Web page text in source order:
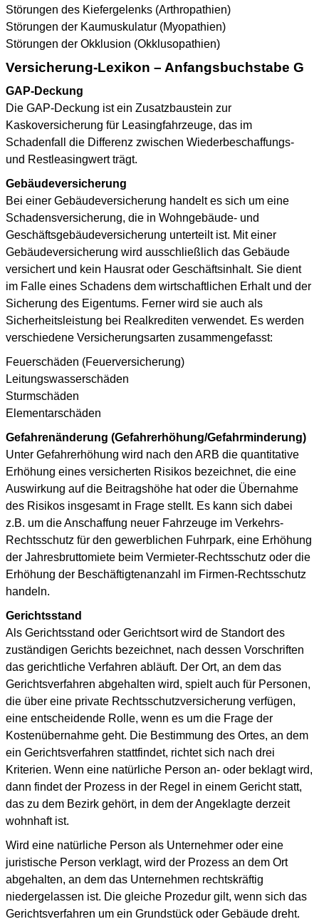
Störungen des Kiefergelenks (Arthropathien)
Störungen der Kaumuskulatur (Myopathien)
Störungen der Okklusion (Okklusopathien)
Versicherung-Lexikon – Anfangsbuchstabe G
GAP-Deckung
Die GAP-Deckung ist ein Zusatzbaustein zur
Kaskoversicherung für Leasingfahrzeuge, das im
Schadenfall die Differenz zwischen Wiederbeschaffungs-
und Restleasingwert trägt.
Gebäudeversicherung
Bei einer Gebäudeversicherung handelt es sich um eine
Schadensversicherung, die in Wohngebäude- und
Geschäftsgebäudeversicherung unterteilt ist. Mit einer
Gebäudeversicherung wird ausschließlich das Gebäude
versichert und kein Hausrat oder Geschäftsinhalt. Sie dient
im Falle eines Schadens dem wirtschaftlichen Erhalt und der
Sicherung des Eigentums. Ferner wird sie auch als
Sicherheitsleistung bei Realkrediten verwendet. Es werden
verschiedene Versicherungsarten zusammengefasst:
Feuerschäden (Feuerversicherung)
Leitungswasserschäden
Sturmschäden
Elementarschäden
Gefahrenänderung (Gefahrerhöhung/Gefahrminderung)
Unter Gefahrerhöhung wird nach den ARB die quantitative
Erhöhung eines versicherten Risikos bezeichnet, die eine
Auswirkung auf die Beitragshöhe hat oder die Übernahme
des Risikos insgesamt in Frage stellt. Es kann sich dabei
z.B. um die Anschaffung neuer Fahrzeuge im Verkehrs-
Rechtsschutz für den gewerblichen Fuhrpark, eine Erhöhung
der Jahresbruttomiete beim Vermieter-Rechtsschutz oder die
Erhöhung der Beschäftigtenanzahl im Firmen-Rechtsschutz
handeln.
Gerichtsstand
Als Gerichtsstand oder Gerichtsort wird de Standort des
zuständigen Gerichts bezeichnet, nach dessen Vorschriften
das gerichtliche Verfahren abläuft. Der Ort, an dem das
Gerichtsverfahren abgehalten wird, spielt auch für Personen,
die über eine private Rechtsschutzversicherung verfügen,
eine entscheidende Rolle, wenn es um die Frage der
Kostenübernahme geht. Die Bestimmung des Ortes, an dem
ein Gerichtsverfahren stattfindet, richtet sich nach drei
Kriterien. Wenn eine natürliche Person an- oder beklagt wird,
dann findet der Prozess in der Regel in einem Gericht statt,
das zu dem Bezirk gehört, in dem der Angeklagte derzeit
wohnhaft ist.
Wird eine natürliche Person als Unternehmer oder eine
juristische Person verklagt, wird der Prozess an dem Ort
abgehalten, an dem das Unternehmen rechtskräftig
niedergelassen ist. Die gleiche Prozedur gilt, wenn sich das
Gerichtsverfahren um ein Grundstück oder Gebäude dreht.